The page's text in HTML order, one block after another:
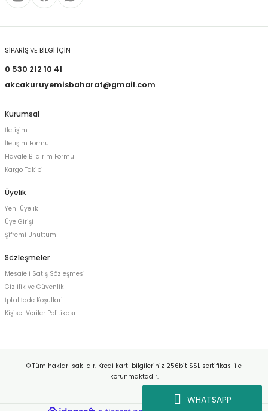
WHATSAPP
SİPARİŞ VE BİLGİ İÇİN
0 530 212 10 41
akcakuruyemisbaharat@gmail.com
Kurumsal
İletişim
İletişim Formu
Havale Bildirim Formu
Kargo Takibi
Üyelik
Yeni Üyelik
Üye Girişi
Şifremi Unuttum
Sözleşmeler
Mesafeli Satış Sözleşmesi
Gizlilik ve Güvenlik
İptal İade Koşullari
Kişisel Veriler Politikası
© Tüm hakları saklıdır. Kredi kartı bilgileriniz 256bit SSL sertifikası ile
korunmaktadır.